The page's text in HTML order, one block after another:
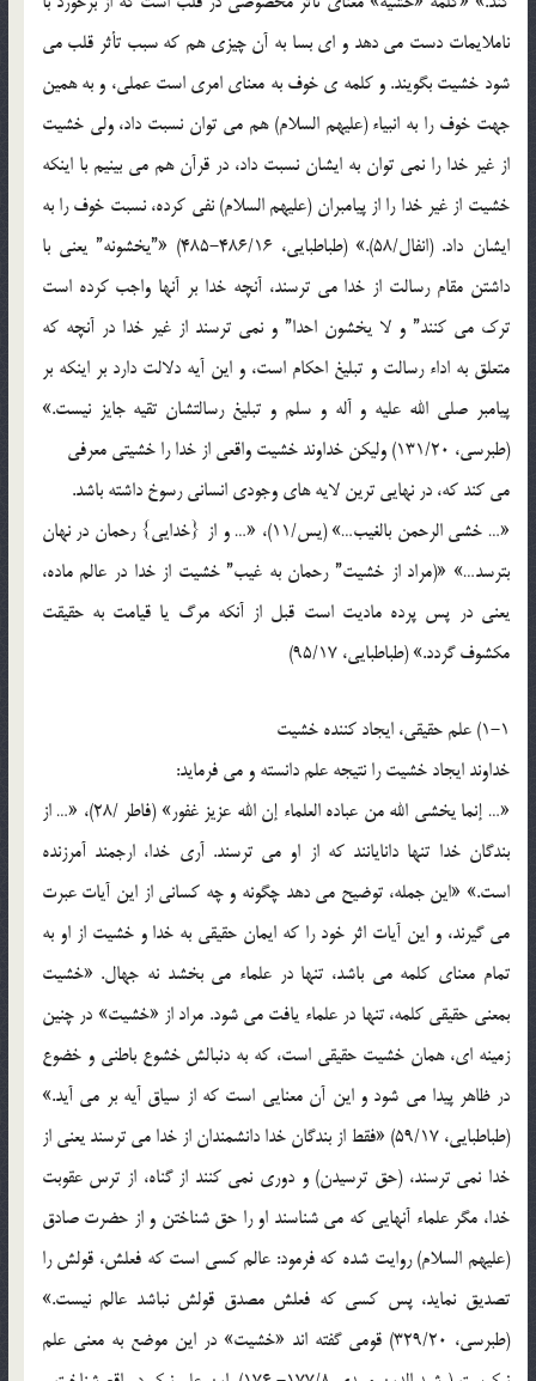
ناملایمات دست می دهد و ای بسا به آن چیزی هم که سبب تأثر قلب می
شود خشیت بگویند. و کلمه ی خوف به معنای امری است عملی، و به همین
جهت خوف را به انبیاء (علیهم السلام) هم می توان نسبت داد، ولی خشیت
از غیر خدا را نمی توان به ایشان نسبت داد، در قرآن هم می بینیم با اینکه
خشیت از غیر خدا را از پیامبران (علیهم السلام) نفی کرده، نسبت خوف را به
ایشان داد. (انفال/58).» (طباطبایی، 486/16-485) «”یخشونه” یعنی با
داشتن مقام رسالت از خدا می ترسند، آنچه خدا بر آنها واجب کرده است
ترک می کنند” و لا یخشون احدا” و نمی ترسند از غیر خدا در آنچه که
متعلق به اداء رسالت و تبلیغ احکام است، و این آیه دلالت دارد بر اینکه بر
پیامبر صلی الله علیه و آله و سلم و تبلیغ رسالتشان تقیه جایز نیست.»
(طبرسی، 131/20) ولیکن خداوند خشیت واقعی از خدا را خشیتی معرفی
می کند که، در نهایی ترین لایه های وجودی انسانی رسوخ داشته باشد.
«… خشی الرحمن بالغیب…» (یس/11)، «… و از {خدایی} رحمان در نهان
بترسد…» «(مراد از خشیت” رحمان به غیب” خشیت از خدا در عالم ماده،
یعنی در پس پرده مادیت است قبل از آنکه مرگ یا قیامت به حقیقت
مکشوف گردد.» (طباطبایی، 95/17)
1-1) علم حقیقی، ایجاد کننده خشیت
خداوند ایجاد خشیت را نتیجه علم دانسته و می فرماید:
«… إنما یخشی الله من عباده العلماء إن الله عزیز غفور» (فاطر /28)، «… از
بندگان خدا تنها دانایانند که از او می ترسند. آری خدا، ارجمند آمرزنده
است.» «این جمله، توضیح می دهد چگونه و چه کسانی از این آیات عبرت
می گیرند، و این آیات اثر خود را که ایمان حقیقی به خدا و خشیت از او به
تمام معنای کلمه می باشد، تنها در علماء می بخشد نه جهال. «خشیت
بمعنی حقیقی کلمه، تنها در علماء یافت می شود. مراد از «خشیت» در چنین
زمینه ای، همان خشیت حقیقی است، که به دنبالش خشوع باطنی و خضوع
در ظاهر پیدا می شود و این آن معنایی است که از سیاق آیه بر می آید.»
(طباطبایی، 59/17) «فقط از بندگان خدا دانشمندان از خدا می ترسند یعنی از
خدا نمی ترسند، (حق ترسیدن) و دوری نمی کنند از گناه، از ترس عقوبت
خدا، مگر علماء آنهایی که می شناسند او را حق شناختن و از حضرت صادق
(علیهم السلام) روایت شده که فرمود: عالم کسی است که فعلش، قولش را
تصدیق نماید، پس کسی که فعلش مصدق قولش نباشد عالم نیست.»
(طبرسی، 329/20) قومی گفته اند «خشیت» در این موضع به معنی علم